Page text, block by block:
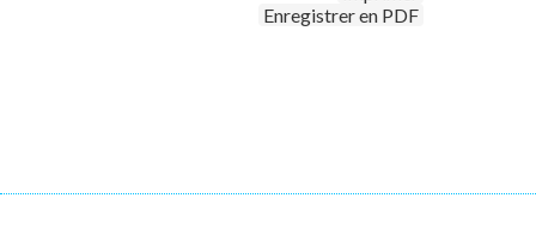
Enregistrer en PDF